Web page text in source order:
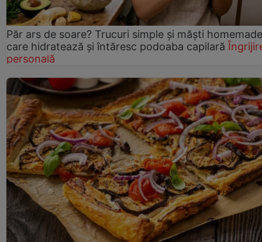
Păr ars de soare? Trucuri simple și măști homemade
care hidratează și întăresc podoaba capilară
personală